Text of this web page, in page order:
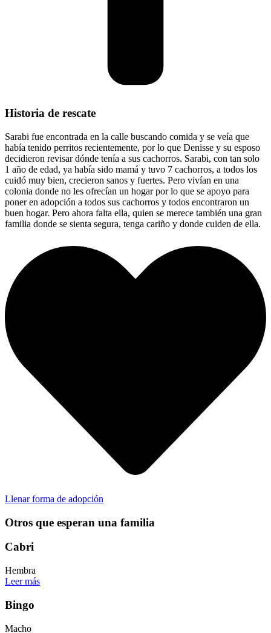
Historia de rescate
Sarabi fue encontrada en la calle buscando comida y se veía que
había tenido perritos recientemente, por lo que Denisse y su esposo
decidieron revisar dónde tenía a sus cachorros. Sarabi, con tan solo
1 año de edad, ya había sido mamá y tuvo 7 cachorros, a todos los
cuidó muy bien, crecieron sanos y fuertes. Pero vivían en una
colonia donde no les ofrecían un hogar por lo que se apoyo para
poner en adopción a todos sus cachorros y todos encontraron un
buen hogar. Pero ahora falta ella, quien se merece también una gran
familia donde se sienta segura, tenga cariño y donde cuiden de ella.
Llenar forma de adopción
Otros que esperan una familia
Cabri
Hembra
Leer más
Bingo
Macho